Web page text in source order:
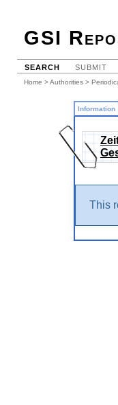
GSI
SEARCH SUBMIT
Home >Authorities >
Information
This